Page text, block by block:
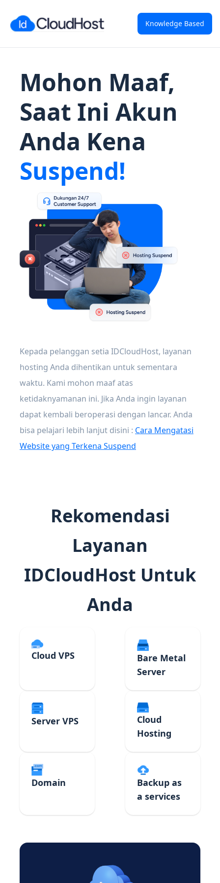
Knowledge Based
Mohon Maaf,
Saat Ini Akun
Anda Kena
Suspend!
Kepada pelanggan setia IDCloudHost, layanan
hosting Anda dihentikan untuk sementara
waktu. Kami mohon maaf atas
ketidaknyamanan ini. Jika Anda ingin layanan
dapat kembali beroperasi dengan lancar. Anda
bisa pelajari lebih lanjut disini : Cara Mengatasi
Website yang Terkena Suspend
Rekomendasi
Layanan
IDCloudHost Untuk
Anda
Cloud VPS
Bare Metal
Server
Server VPS
Cloud
Hosting
Domain
Backup as
a services